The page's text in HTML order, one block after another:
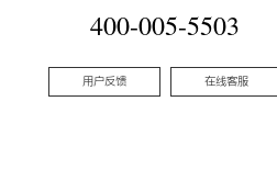
400-005-5503
用户反馈 在线客服